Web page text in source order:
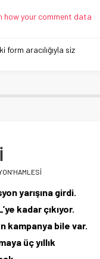
how your comment data
form aracılığıyla siz
yarışına girdi.
kadar çıkıyor.
kampanya bile var.
üç yıllık